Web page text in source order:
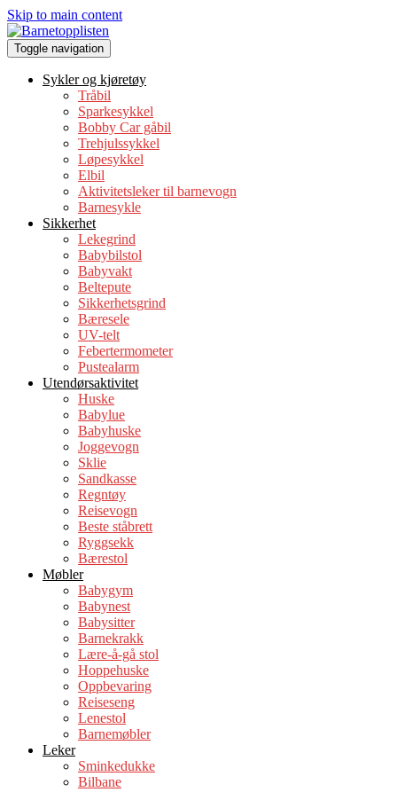
Skip to main content
Toggle navigation
Sykler og kjøretøy
Tråbil
Sparkesykkel
Bobby Car gåbil
Trehjulssykkel
Løpesykkel
Elbil
Aktivitetsleker til barnevogn
Barne­s­yk­le
Sikkerhet
Lekegrind
Babybilstol
Babyvakt
Beltepute
Sikkerhetsgrind
Bæresele
UV-telt
Febertermometer
Pustealarm
Utendørsaktivitet
Huske
Babylue
Babyhuske
Joggevogn
Sklie
Sandkasse
Regntøy
Reisevogn
Beste ståbrett
Ryggsekk
Bærestol
Møbler
Babygym
Babynest
Babysitter
Barnekrakk
Lære-å-gå stol
Hoppehuske
Oppbevaring
Reiseseng
Lenestol
Barnemøbler
Leker
Sminkedukke
Bilbane